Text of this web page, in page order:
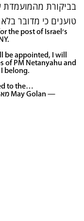
בביקורת
טוענים כי מדובר
the post of Israel's
be appointed, I will
of PM Netanyahu and
belong.
to the…
— May Golan מאי גולן (@GolanMay)